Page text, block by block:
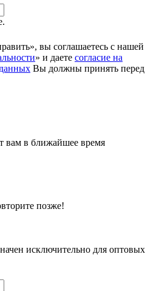
вы соглашаетесь с нашей
» и даете согласие на
Вы должны принять перед
вам в ближайшее время
позже!
исключительно для оптовых